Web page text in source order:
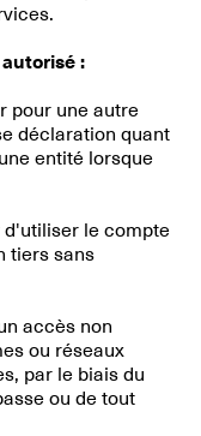
:
pour une autre
déclaration quant
entité lorsque
d'utiliser le compte
tiers sans
accès non
ou réseaux
par le biais du
ou de tout